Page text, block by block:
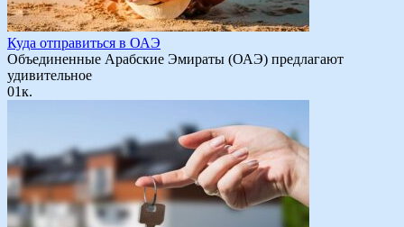
Куда отправиться в ОАЭ
Объединенные Арабские Эмираты (ОАЭ) предлагают
удивительное
01к.